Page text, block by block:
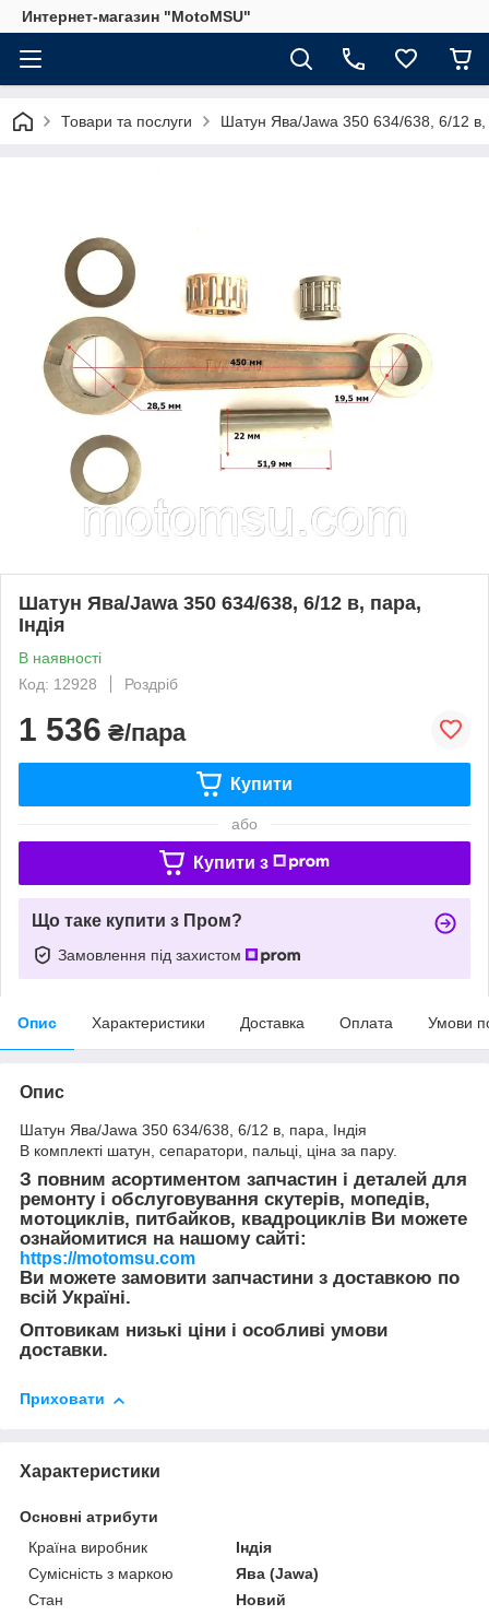
Интернет-магазин "MotoMSU"
Товари та послуги Шатун Ява/Jawa 350 634/638, 6/12 в,
Шатун Ява/Jawa 350 634/638, 6/12 в, пара,
Індія
В наявності
Код: 12928
Роздріб
1 536 ₴/пара
Купити
або
Купити з
Що таке купити з Пром?
Замовлення під захистом
Опис Характеристики Доставка Оплата Умови
Опис
Шатун Ява/Jawa 350 634/638, 6/12 в, пара, Індія
В комплекті шатун, сепаратори, пальці, ціна за пару.
З повним асортиментом запчастин і деталей для
ремонту і обслуговування скутерів, мопедів,
мотоциклів, питбайков, квадроциклів Ви можете
ознайомитися на нашому сайті:
https://motomsu.com
Ви можете замовити запчастини з доставкою по
всій Україні.
Оптовикам низькі ціни і особливі умови
доставки.
Приховати
Характеристики
Основні атрибути
Країна виробник
Індія
Сумісність з маркою
Ява (Jawa)
Стан
Новий